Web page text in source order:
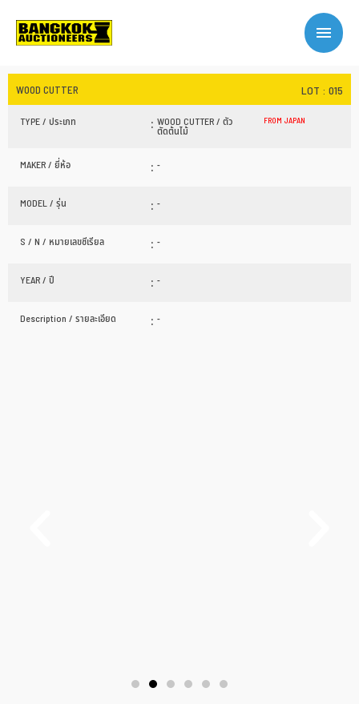
WOOD CUTTER LOT : 015
TYPE / ประเภท : WOOD CUTTER / ตัว
ตัดต้นไม้
FROM JAPAN
MAKER / ยี่ห้อ : -
MODEL / รุ่น : -
S / N / หมายเลขซีเรียล : -
YEAR / ปี : -
Description / รายละเอียด : -